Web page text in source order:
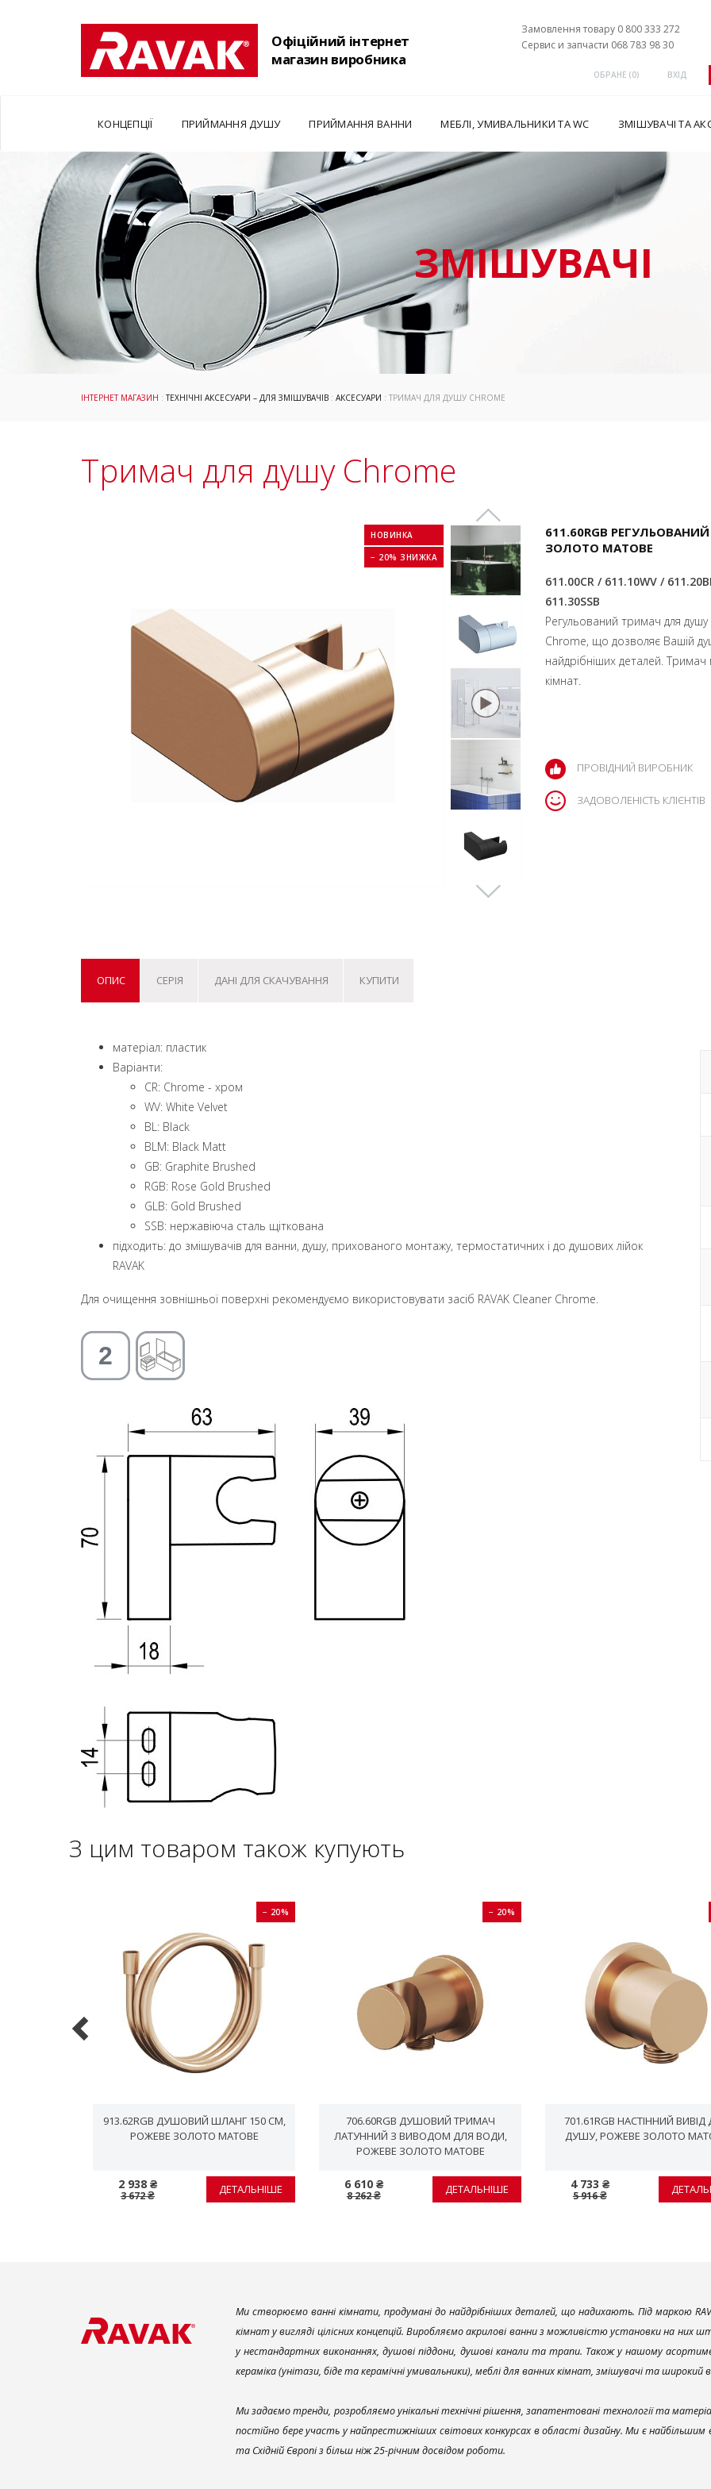
Офіційний інтернет
магазин виробника
Замовлення товару 0 800 333 272
Сервис и запчасти 068 783 98 30
ОБРАНЕ (0) ВХІД
КОНЦЕПЦІЇ ПРИЙМАННЯ ДУШУ ПРИЙМАННЯ ВАННИ МЕБЛІ, УМИВАЛЬНИКИ ТА WC ЗМІШУВАЧІ ТА
ЗМІШУВАЧІ
ІНТЕРНЕТ МАГАЗИН :ТЕХНІЧНІ АКСЕСУАРИ – ДЛЯ ЗМІШУВАЧІВ : АКСЕСУАРИ : ТРИМАЧ ДЛЯ ДУШУ CHROME
Тримач для душу Chrome
НОВИНКА
− 20% ЗНИЖКА
611.60RGB
ЗОЛОТО МАТОВЕ
611.00CR / 611.10WV /
611.30SSB
Регульований тримач для душу
Chrome, що дозволяє Вашій
найдрібніших деталей.
кімнат.
ПРОВІДНИЙ ВИРОБНИК
ЗАДОВОЛЕНІСТЬ КЛІЄНТІВ
ОПИС СЕРІЯ ДАНІ ДЛЯ СКАЧУВАННЯ КУПИТИ
матеріал: пластик
Варіанти:
CR: Chrome - хром
WV: White Velvet
BL: Black
BLM: Black Matt
GB: Graphite Brushed
RGB: Rose Gold Brushed
GLB: Gold Brushed
SSB: нержавіюча сталь щіткована
підходить: до змішувачів для ванни, душу, прихованого монтажу, термостатичних і до душових лійок
RAVAK
Для очищення зовнішньої поверхні рекомендуємо використовувати засіб RAVAK Cleaner Chrome.
З цим товаром також купують
− 20%
913.62RGB ДУШОВИЙ ШЛАНГ 150 СМ,
PОЖЕВЕ ЗОЛОТО МАТОВЕ
2 938 ₴
3 672 ₴ ДЕТАЛЬНІШЕ
− 20%
706.60RGB ДУШОВИЙ ТРИМАЧ
ЛАТУННИЙ З ВИВОДОМ ДЛЯ ВОДИ,
PОЖЕВЕ ЗОЛОТО МАТОВЕ
6 610 ₴
8 262 ₴ ДЕТАЛЬНІШЕ
701.61RGB НАСТІННИЙ ВИВІД
ДУШУ, PОЖЕВЕ ЗОЛОТО
4 733 ₴
5 916 ₴
Ми створюємо ванні кімнати, продумані до найдрібніших деталей, що надихають. Під маркою
кімнат у вигляді цілісних концепцій. Виробляємо акрилові ванни з можливістю установки на них
у нестандартних виконаннях, душові піддони, душові канали та трапи. Також у нашому
кераміка (унітази, біде та керамічні умивальники), меблі для ванних кімнат, змішувачі та широкий
Ми задаємо тренди, розробляємо унікальні технічні рішення, запатентовані технології та
постійно бере участь у найпрестижніших світових конкурсах в області дизайну. Ми є
та Східній Європі з більш ніж 25-річним досвідом роботи.